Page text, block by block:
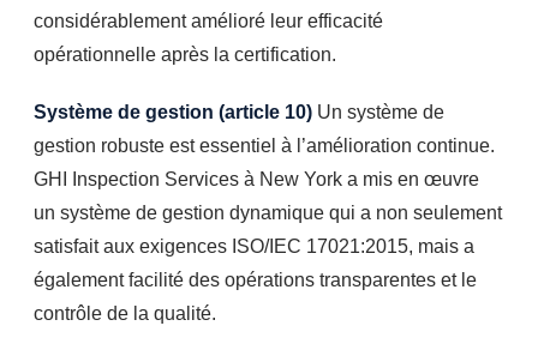
considérablement amélioré leur efficacité
opérationnelle après la certification.
Système de gestion (article 10) Un système de
gestion robuste est essentiel à l’amélioration continue.
GHI Inspection Services à New York a mis en œuvre
un système de gestion dynamique qui a non seulement
satisfait aux exigences ISO/IEC 17021:2015, mais a
également facilité des opérations transparentes et le
contrôle de la qualité.